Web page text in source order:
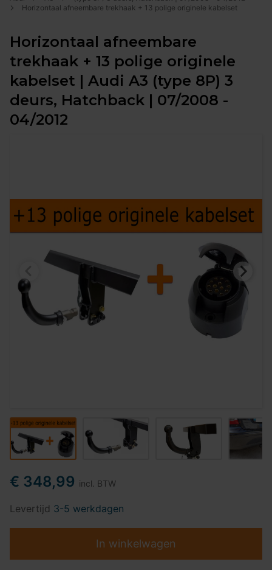
Horizontaal afneembare trekhaak + 13 polige originele kabelset
Horizontaal afneembare
trekhaak + 13 polige originele
kabelset | Audi A3 (type 8P) 3
deurs, Hatchback | 07/2008 -
04/2012
€ 348,99 incl. BTW
Levertijd 3-5 werkdagen
In winkelwagen